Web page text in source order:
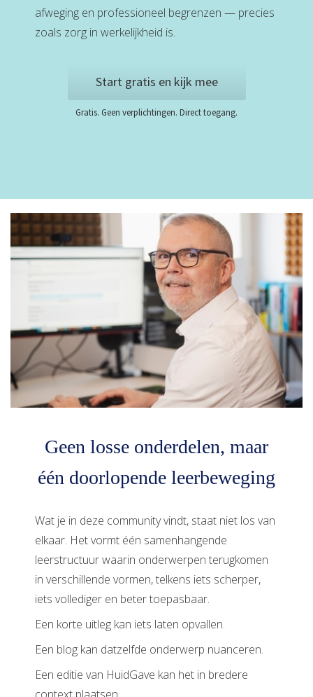
afweging en professioneel begrenzen — precies
zoals zorg in werkelijkheid is.
Start gratis en kijk mee
Gratis. Geen verplichtingen. Direct toegang.
Geen losse onderdelen, maar
één doorlopende leerbeweging
Wat je in deze community vindt, staat niet los van
elkaar. Het vormt één samenhangende
leerstructuur waarin onderwerpen terugkomen
in verschillende vormen, telkens iets scherper,
iets vollediger en beter toepasbaar.
Een korte uitleg kan iets laten opvallen.
Een blog kan datzelfde onderwerp nuanceren.
Een editie van HuidGave kan het in bredere